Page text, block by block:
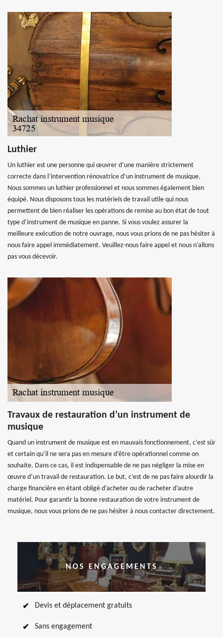
Luthier
Un luthier est une personne qui œuvrer d’une manière strictement
correcte dans l’intervention rénovatrice d’un instrument de musique.
Nous sommes un luthier professionnel et nous sommes également bien
équipé. Nous disposons tous les matériels de travail utile qui nous
permettent de bien réaliser les opérations de remise au bon état de tout
type d’instrument de musique en panne. Si vous voulez assurer la
meilleure exécution de notre ouvrage, nous vous prions de ne pas hésiter à
nous faire appel immédiatement. Veuillez-nous faire appel et nous n’allons
pas vous décevoir.
Travaux de restauration d’un instrument de
musique
Quand un instrument de musique est en mauvais fonctionnement, c’est sûr
et certain qu’il ne sera pas en mesure d’être opérationnel comme on
souhaite. Dans ce cas, il est indispensable de ne pas négliger la mise en
œuvre d’un travail de restauration. Le but, c’est de ne pas faire alourdir la
charge financière en étant obligé d’acheter ou de racheter d’autre
matériel. Pour garantir la bonne restauration de votre instrument de
musique, nous vous prions de ne pas hésiter à nous contacter directement.
NOS ENGAGEMENTS
Devis et déplacement gratuits
Sans engagement